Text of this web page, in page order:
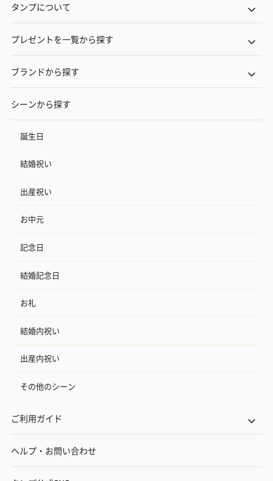
タンプについて
プレゼントを一覧から探す
ブランドから探す
シーンから探す
誕生日
結婚祝い
出産祝い
お中元
記念日
結婚記念日
お礼
結婚内祝い
出産内祝い
その他のシーン
ご利用ガイド
ヘルプ・お問い合わせ